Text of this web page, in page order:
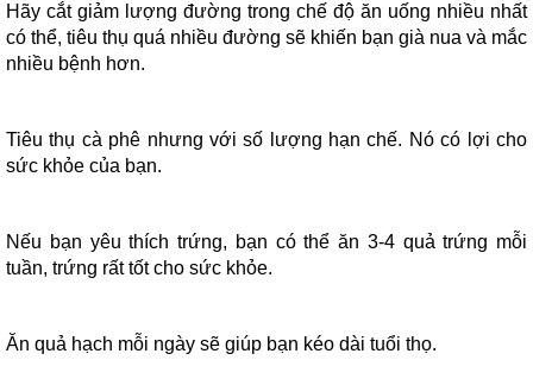
Hãy cắt giảm lượng đường trong chế độ ăn uống nhiều nhất
có thể, tiêu thụ quá nhiều đường sẽ khiến bạn già nua và mắc
nhiều bệnh hơn.
Tiêu thụ cà phê nhưng với số lượng hạn chế. Nó có lợi cho
sức khỏe của bạn.
Nếu bạn yêu thích trứng, bạn có thể ăn 3-4 quả trứng mỗi
tuần, trứng rất tốt cho sức khỏe.
Ăn quả hạch mỗi ngày sẽ giúp bạn kéo dài tuổi thọ.